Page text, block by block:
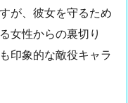
が、彼女を守るため
女性からの裏切り
印象的な敵役キャラ